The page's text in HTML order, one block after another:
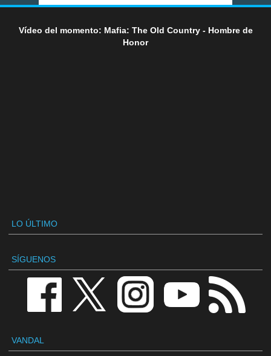
Vídeo del momento: Mafia: The Old Country - Hombre de
Honor
LO ÚLTIMO
SÍGUENOS
VANDAL